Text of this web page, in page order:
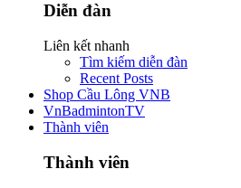
Diễn đàn
Liên kết nhanh
Tìm kiếm diễn đàn
Recent Posts
Shop Cầu Lông VNB
VnBadmintonTV
Thành viên
Thành viên